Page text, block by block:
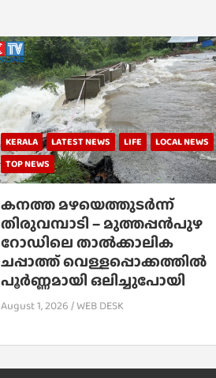
KERALA LATEST NEWS LIFE
LOCAL NEWS
TOP NEWS
കനത്ത മഴയെത്തുടർന്ന്
തിരുവമ്പാടി – മുത്തപ്പൻപുഴ
റോഡിലെ താൽക്കാലിക
ചപ്പാത്ത് വെള്ളപ്പൊക്കത്തിൽ
പൂർണ്ണമായി ഒലിച്ചുപോയി
August 1, 2026 WEB DESK